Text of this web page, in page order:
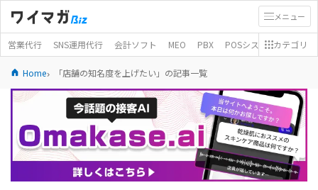
メニュー
営業代行 SNS運用代行 会計ソフト MEO PBX POSシステム モバイ
カテゴリ
Home 「店舗の知名度を上げたい」の記事一覧